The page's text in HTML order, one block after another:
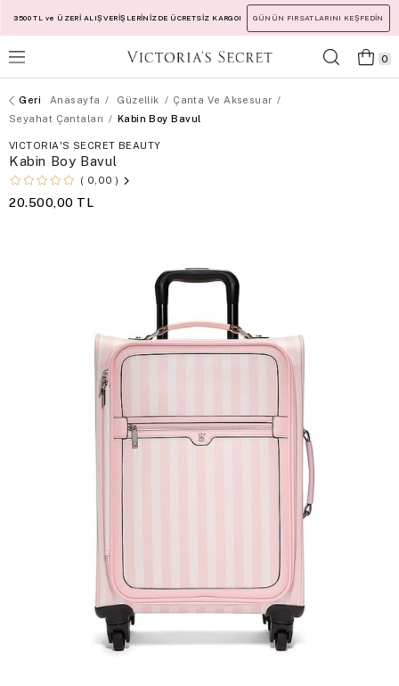
3500 TL ve ÜZERİ ALIŞVERİŞLERİNİZDE ÜCRETSİZ KARGO! GÜNÜN FIRSATLARINI KEŞFEDİN
0
Anasayfa Güzellik
Çanta Ve Aksesuar
Seyahat Çantaları
Kabin Boy Bavul
VICTORIA'S SECRET BEAUTY
Kabin Boy Bavul
0,00
20.500,00 TL